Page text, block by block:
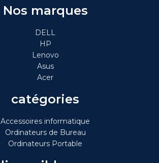
Nos marques
DELL
HP
Lenovo
Asus
Acer
catégories
Accessoires informatique
Ordinateurs de Bureau
Ordinateurs Portable